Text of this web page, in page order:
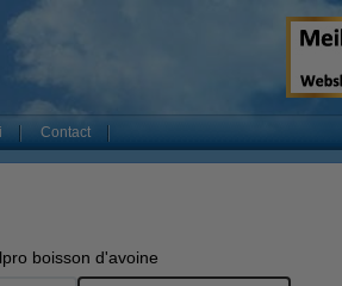
Contact
boisson d'avoine